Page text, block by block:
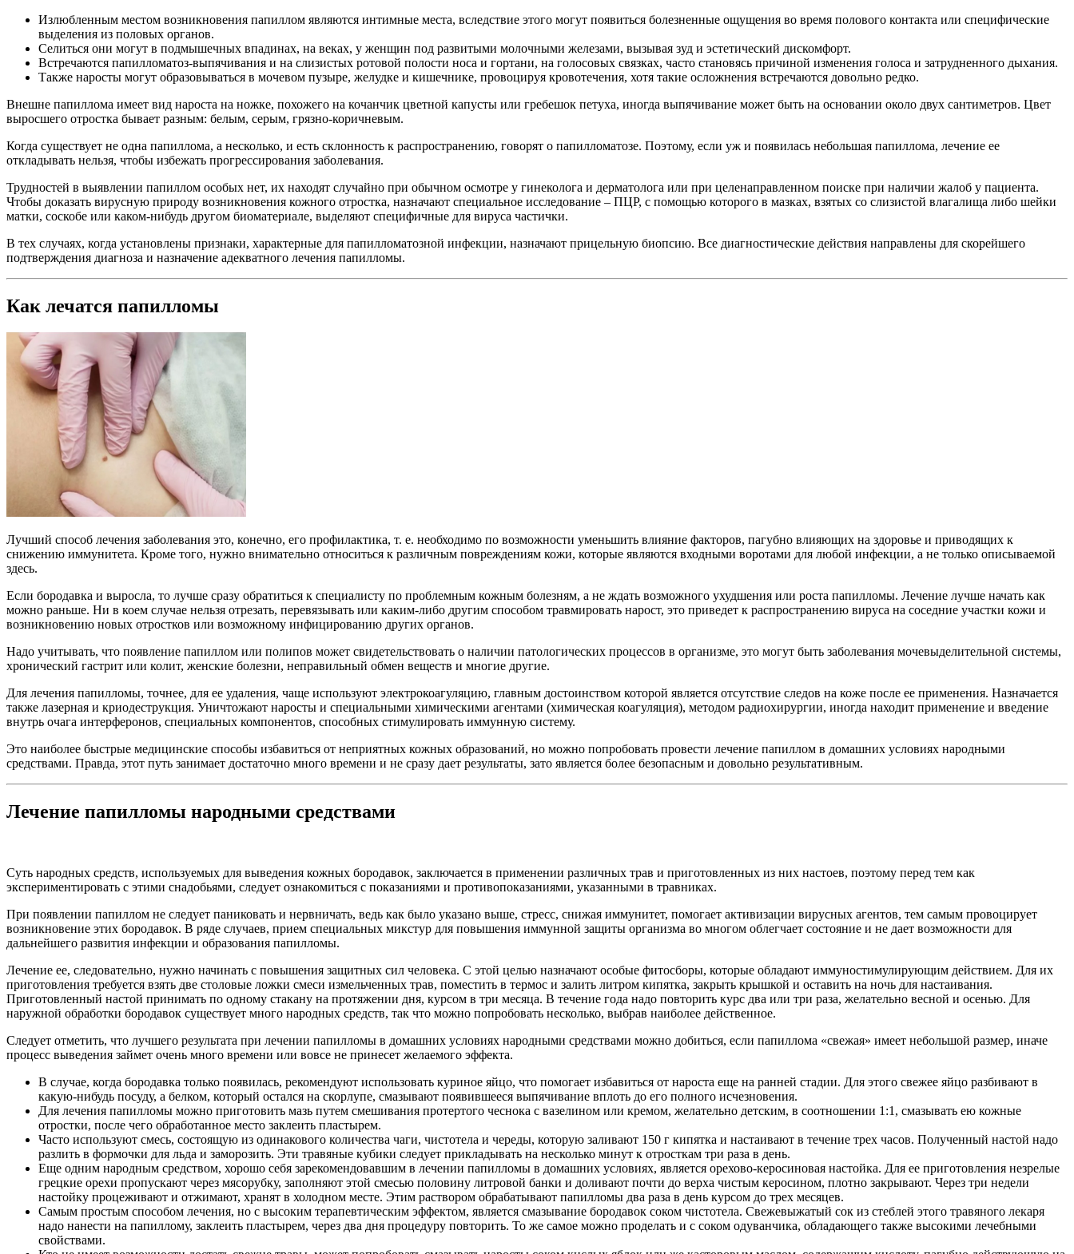
Излюбленным местом возникновения папиллом являются интимные места, вследствие этого могут появиться болезненные ощущения во время полового контакта или специфические
выделения из половых органов.
Селиться они могут в подмышечных впадинах, на веках, у женщин под развитыми молочными железами, вызывая зуд и эстетический дискомфорт.
Встречаются папилломатоз-выпячивания и на слизистых ротовой полости носа и гортани, на голосовых связках, часто становясь причиной изменения голоса и затрудненного дыхания.
Также наросты могут образовываться в мочевом пузыре, желудке и кишечнике, провоцируя кровотечения, хотя такие осложнения встречаются довольно редко.
Внешне папиллома имеет вид нароста на ножке, похожего на кочанчик цветной капусты или гребешок петуха, иногда выпячивание может быть на основании около двух сантиметров. Цвет
выросшего отростка бывает разным: белым, серым, грязно-коричневым.
Когда существует не одна папиллома, а несколько, и есть склонность к распространению, говорят о папилломатозе. Поэтому, если уж и появилась небольшая папиллома, лечение ее
откладывать нельзя, чтобы избежать прогрессирования заболевания.
Трудностей в выявлении папиллом особых нет, их находят случайно при обычном осмотре у гинеколога и дерматолога или при целенаправленном поиске при наличии жалоб у пациента.
Чтобы доказать вирусную природу возникновения кожного отростка, назначают специальное исследование – ПЦР, с помощью которого в мазках, взятых со слизистой влагалища либо шейки
матки, соскобе или каком-нибудь другом биоматериале, выделяют специфичные для вируса частички.
В тех случаях, когда установлены признаки, характерные для папилломатозной инфекции, назначают прицельную биопсию. Все диагностические действия направлены для скорейшего
подтверждения диагноза и назначение адекватного лечения папилломы.
Как лечатся папилломы
Лучший способ лечения заболевания это, конечно, его профилактика, т. е. необходимо по возможности уменьшить влияние факторов, пагубно влияющих на здоровье и приводящих к
снижению иммунитета. Кроме того, нужно внимательно относиться к различным повреждениям кожи, которые являются входными воротами для любой инфекции, а не только описываемой
здесь.
Если бородавка и выросла, то лучше сразу обратиться к специалисту по проблемным кожным болезням, а не ждать возможного ухудшения или роста папилломы. Лечение лучше начать как
можно раньше. Ни в коем случае нельзя отрезать, перевязывать или каким-либо другим способом травмировать нарост, это приведет к распространению вируса на соседние участки кожи и
возникновению новых отростков или возможному инфицированию других органов.
Надо учитывать, что появление папиллом или полипов может свидетельствовать о наличии патологических процессов в организме, это могут быть заболевания мочевыделительной системы,
хронический гастрит или колит, женские болезни, неправильный обмен веществ и многие другие.
Для лечения папилломы, точнее, для ее удаления, чаще используют электрокоагуляцию, главным достоинством которой является отсутствие следов на коже после ее применения. Назначается
также лазерная и криодеструкция. Уничтожают наросты и специальными химическими агентами (химическая коагуляция), методом радиохирургии, иногда находит применение и введение
внутрь очага интерферонов, специальных компонентов, способных стимулировать иммунную систему.
Это наиболее быстрые медицинские способы избавиться от неприятных кожных образований, но можно попробовать провести лечение папиллом в домашних условиях народными
средствами. Правда, этот путь занимает достаточно много времени и не сразу дает результаты, зато является более безопасным и довольно результативным.
Лечение папилломы народными средствами
Суть народных средств, используемых для выведения кожных бородавок, заключается в применении различных трав и приготовленных из них настоев, поэтому перед тем как
экспериментировать с этими снадобьями, следует ознакомиться с показаниями и противопоказаниями, указанными в травниках.
При появлении папиллом не следует паниковать и нервничать, ведь как было указано выше, стресс, снижая иммунитет, помогает активизации вирусных агентов, тем самым провоцирует
возникновение этих бородавок. В ряде случаев, прием специальных микстур для повышения иммунной защиты организма во многом облегчает состояние и не дает возможности для
дальнейшего развития инфекции и образования папилломы.
Лечение ее, следовательно, нужно начинать с повышения защитных сил человека. С этой целью назначают особые фитосборы, которые обладают иммуностимулирующим действием. Для их
приготовления требуется взять две столовые ложки смеси измельченных трав, поместить в термос и залить литром кипятка, закрыть крышкой и оставить на ночь для настаивания.
Приготовленный настой принимать по одному стакану на протяжении дня, курсом в три месяца. В течение года надо повторить курс два или три раза, желательно весной и осенью. Для
наружной обработки бородавок существует много народных средств, так что можно попробовать несколько, выбрав наиболее действенное.
Следует отметить, что лучшего результата при лечении папилломы в домашних условиях народными средствами можно добиться, если папиллома «свежая» имеет небольшой размер, иначе
процесс выведения займет очень много времени или вовсе не принесет желаемого эффекта.
В случае, когда бородавка только появилась, рекомендуют использовать куриное яйцо, что помогает избавиться от нароста еще на ранней стадии. Для этого свежее яйцо разбивают в
какую-нибудь посуду, а белком, который остался на скорлупе, смазывают появившееся выпячивание вплоть до его полного исчезновения.
Для лечения папилломы можно приготовить мазь путем смешивания протертого чеснока с вазелином или кремом, желательно детским, в соотношении 1:1, смазывать ею кожные
отростки, после чего обработанное место заклеить пластырем.
Часто используют смесь, состоящую из одинакового количества чаги, чистотела и череды, которую заливают 150 г кипятка и настаивают в течение трех часов. Полученный настой надо
разлить в формочки для льда и заморозить. Эти травяные кубики следует прикладывать на несколько минут к отросткам три раза в день.
Еще одним народным средством, хорошо себя зарекомендовавшим в лечении папилломы в домашних условиях, является орехово-керосиновая настойка. Для ее приготовления незрелые
грецкие орехи пропускают через мясорубку, заполняют этой смесью половину литровой банки и доливают почти до верха чистым керосином, плотно закрывают. Через три недели
настойку процеживают и отжимают, хранят в холодном месте. Этим раствором обрабатывают папилломы два раза в день курсом до трех месяцев.
Самым простым способом лечения, но с высоким терапевтическим эффектом, является смазывание бородавок соком чистотела. Свежевыжатый сок из стеблей этого травяного лекаря
надо нанести на папиллому, заклеить пластырем, через два дня процедуру повторить. То же самое можно проделать и с соком одуванчика, обладающего также высокими лечебными
свойствами.